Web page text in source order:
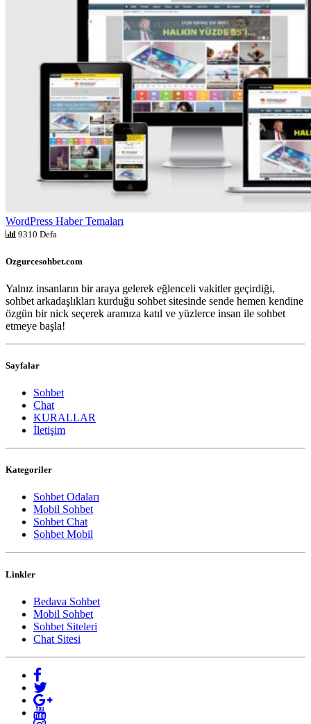
WordPress Haber Temaları
9310 Defa
Ozgurcesohbet.com
Yalnız insanların bir araya gelerek eğlenceli vakitler geçirdiği,
sohbet arkadaşlıkları kurduğu sohbet sitesinde sende hemen kendine
özgün bir nick seçerek aramıza katıl ve yüzlerce insan ile sohbet
etmeye başla!
Sayfalar
Sohbet
Chat
KURALLAR
İletişim
Kategoriler
Sohbet Odaları
Mobil Sohbet
Sohbet Chat
Sohbet Mobil
Linkler
Bedava Sohbet
Mobil Sohbet
Sohbet Siteleri
Chat Sitesi